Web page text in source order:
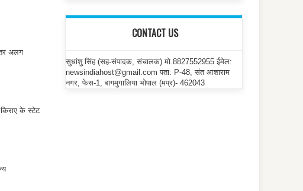
अलग
के स्टेट
CONTACT US
सुधांशु सिंह (सह-संपादक, संचालक) मो.8827552955 ईमेल:
newsindiahost@gmail.com पता: P-48, संत आशाराम
नगर, फेस-1, बागमुगालिया भोपाल (मप्र)- 462043